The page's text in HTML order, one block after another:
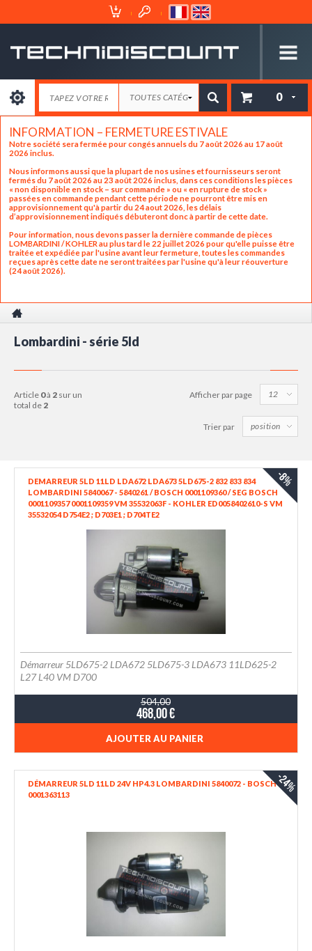
Mon
Espace
0
INFORMATION – FERMETURE ESTIVALE
Notre société sera fermée pour congés annuels du 7 août 2026 au 17 août
2026 inclus.
Nous informons aussi que la plupart de nos usines et fournisseurs seront
fermés du 7 août 2026 au 23 août 2026 inclus, dans ces conditions les pièces
« non disponible en stock – sur commande » ou « en rupture de stock »
passées en commande pendant cette période ne pourront être mis en
approvisionnement qu'à partir du 24 aout 2026, les délais
d’approvisionnement indiqués débuteront donc à partir de cette date.
Pour information, nous devons passer la dernière commande de pièces
LOMBARDINI / KOHLER au plus tard le 22 juillet 2026 pour qu'elle puisse être
traitée et expédiée par l'usine avant leur fermeture, toutes les commandes
reçues après cette date ne seront traitées par l'usine qu'à leur réouverture
(24 août 2026).
Lombardini - série 5ld
article 0à 2 sur un
total de 2
Afficher par page
Trier par
DEMARREUR 5LD 11LD LDA672 LDA673 5LD675-2 832 833 834
LOMBARDINI 5840067 - 5840261 / BOSCH 0001109360 / SEG BOSCH
0001109357 0001109359 VM 35532063F - KOHLER ED0058402610-S VM
35532054 D754E2 ; D703E1 ; D704TE2
-8%
Démarreur 5LD675-2 LDA672 5LD675-3 LDA673 11LD625-2
L27 L40 VM D700
504,00
468,00 €
AJOUTER AU PANIER
DÉMARREUR 5LD 11LD 24V HP4.3 LOMBARDINI 5840072 - BOSCH
0001363113
-24%